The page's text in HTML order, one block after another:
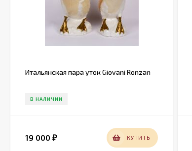
Итальянская пара уток Giovani Ronzan
В НАЛИЧИИ
19 000 ₽ КУПИТЬ